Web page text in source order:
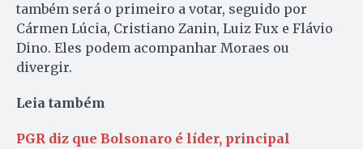
também será o primeiro a votar, seguido por
Cármen Lúcia, Cristiano Zanin, Luiz Fux e Flávio
Dino. Eles podem acompanhar Moraes ou
divergir.
Leia também
PGR diz que Bolsonaro é líder, principal